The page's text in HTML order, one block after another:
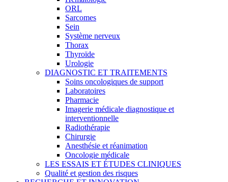
ORL
Sarcomes
Sein
Système nerveux
Thorax
Thyroïde
Urologie
DIAGNOSTIC ET TRAITEMENTS
Soins oncologiques de support
Laboratoires
Pharmacie
Imagerie médicale diagnostique et
interventionnelle
Radiothérapie
Chirurgie
Anesthésie et réanimation
Oncologie médicale
LES ESSAIS ET ÉTUDES CLINIQUES
Qualité et gestion des risques